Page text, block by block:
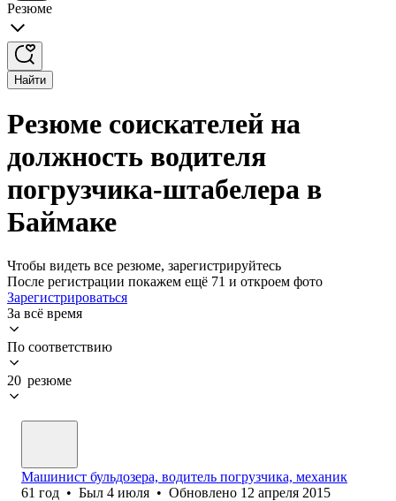
Резюме
Найти
Резюме соискателей на
должность водителя
погрузчика-штабелера в
Баймаке
Чтобы видеть все резюме, зарегистрируйтесь
После регистрации покажем ещё 71 и откроем фото
Зарегистрироваться
За всё время
По соответствию
20 резюме
Машинист бульдозера, водитель погрузчика, механик
61 год • Был 4 июля • Обновлено 12 апреля 2015